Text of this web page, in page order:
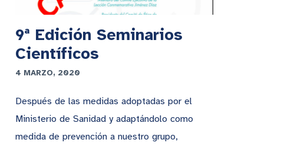
9ª Edición Seminarios
Científicos
4 MARZO, 2020
Después de las medidas adoptadas por el
Ministerio de Sanidad y adaptándolo como
medida de prevención a nuestro grupo,